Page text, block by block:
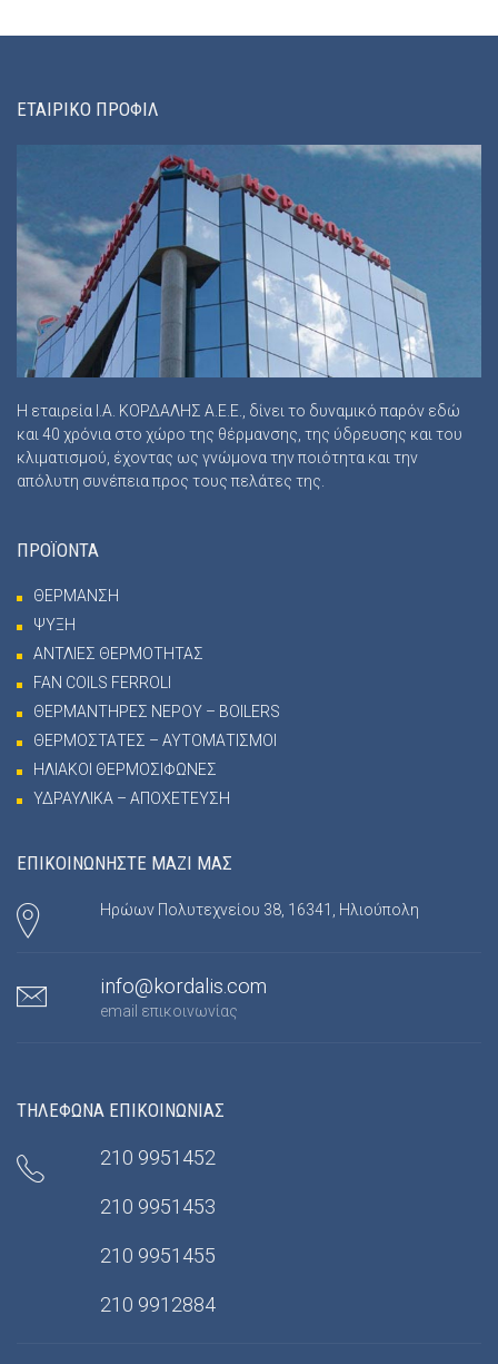
ΕΤΑΙΡΙΚΟ ΠΡΟΦΙΛ
Η εταιρεία Ι.Α. ΚΟΡΔΑΛΗΣ Α.Ε.Ε., δίνει το δυναμικό παρόν εδώ
και 40 χρόνια στο χώρο της θέρμανσης, της ύδρευσης και του
κλιματισμού, έχοντας ως γνώμονα την ποιότητα και την
απόλυτη συνέπεια προς τους πελάτες της.
ΠΡΟΪΟΝΤΑ
ΘΕΡΜΑΝΣΗ
ΨΥΞΗ
ΑΝΤΛΙΕΣ ΘΕΡΜΟΤΗΤΑΣ
FAN COILS FERROLI
ΘΕΡΜΑΝΤΗΡΕΣ ΝΕΡΟΥ – BOILERS
ΘΕΡΜΟΣΤΑΤΕΣ – ΑΥΤΟΜΑΤΙΣΜΟΙ
ΗΛΙΑΚΟΙ ΘΕΡΜΟΣΙΦΩΝΕΣ
ΥΔΡΑΥΛΙΚΑ – ΑΠΟΧΕΤΕΥΣΗ
ΕΠΙΚΟΙΝΩΝΗΣΤΕ ΜΑΖΙ ΜΑΣ
Ηρώων Πολυτεχνείου 38, 16341, Ηλιούπολη
info@kordalis.com
email επικοινωνίας
ΤΗΛΕΦΩΝΑ ΕΠΙΚΟΙΝΩΝΙΑΣ
210 9951452
210 9951453
210 9951455
210 9912884